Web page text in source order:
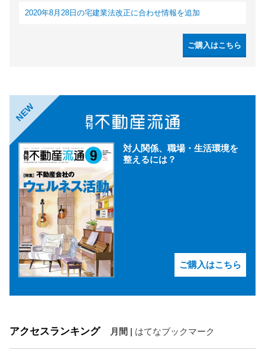
2020年8月28日の宅建業法改正に合わせ情報を追加
ご購入はこちら
NEW
対人関係、職場・生活環境を
整えるには？
ご購入はこちら
アクセスランキング 月間 はてなブックマーク